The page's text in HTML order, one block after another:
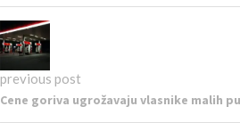
previous post
Cene goriva ugrožavaju vlasnike malih